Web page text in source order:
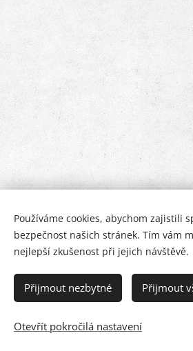
Zásady ochrany
Kontakt
Cookies
Slovenčina
Používáme cookies, abychom zajistili
bezpečnost našich stránek. Tím vám
nejlepší zkušenost při jejich návštěvě.
Přijmout nezbytné Přijmout
Otevřít pokročilá nastavení